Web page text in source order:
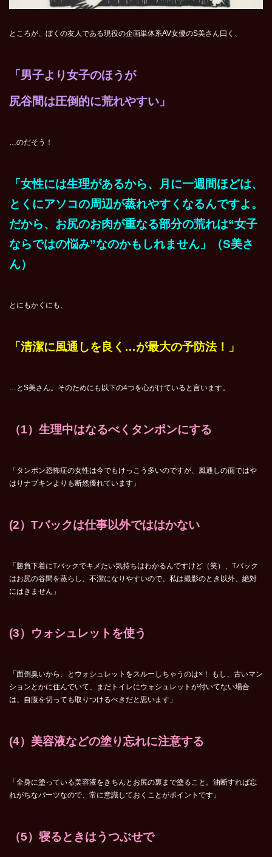
ところが、ぼくの友人である現役の企画単体系AV女優のS美さん曰く、
「男子より女子のほうが
尻谷間は圧倒的に荒れやすい」
…のだそう！
「女性には生理があるから、月に一週間ほどは、
とくにアソコの周辺が蒸れやすくなるんですよ。
だから、お尻のお肉が重なる部分の荒れは“女子
ならではの悩み”なのかもしれません」（S美さ
ん）
とにもかくにも、
「清潔に風通しを良く…が最大の予防法！」
…とS美さん。そのためにも以下の4つを心がけていると言います。
（1）生理中はなるべくタンポンにする
「タンポン恐怖症の女性は今でもけっこう多いのですが、風通しの面ではや
はりナプキンよりも断然優れています」
(2）Tバックは仕事以外でははかない
「勝負下着にTバックでキメたい気持ちはわかるんですけど（笑）、Tバック
はお尻の谷間を蒸らし、不潔になりやすいので、私は撮影のとき以外、絶対
にはきません」
(3）ウォシュレットを使う
「面倒臭いから、とウォシュレットをスルーしちゃうのは×！ もし、古いマン
ションとかに住んでいて、まだトイレにウォシュレットが付いてない場合
は、自腹を切っても取りつけるべきだと思います」
(4）美容液などの塗り忘れに注意する
「全身に塗っている美容液をきちんとお尻の裏まで塗ること。油断すれば忘
れがちなパーツなので、常に意識しておくことがポイントです」
（5）寝るときはうつぶせで